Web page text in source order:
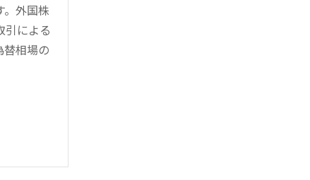
。外国株
引による
替相場の